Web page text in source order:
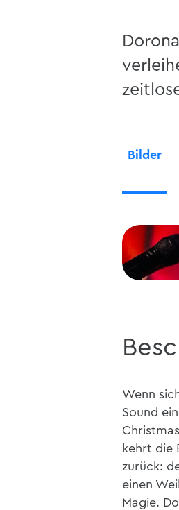
Bilder
Wenn
Sound
kehrt die
zurück:
einen
Magie.